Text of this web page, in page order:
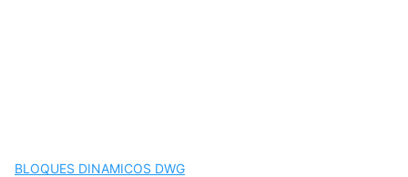
BLOQUES DINAMICOS DWG